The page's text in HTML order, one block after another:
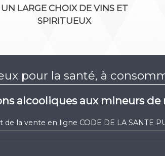
UN LARGE CHOIX DE VINS ET
SPIRITUEUX
pour la santé, à
alcooliques aux mineurs de
la vente en ligne CODE DE LA SANTE